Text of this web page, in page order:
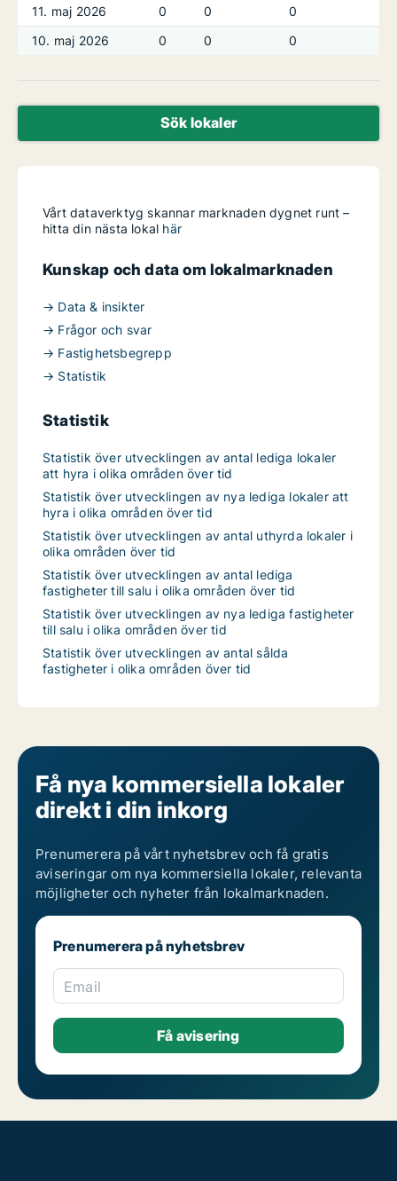
11. maj 2026
0 0 0
10. maj 2026
0 0 0
Sök lokaler
Vårt dataverktyg skannar marknaden dygnet runt –
hitta din nästa lokal här
Kunskap och data om lokalmarknaden
→ Data & insikter
→ Frågor och svar
→ Fastighetsbegrepp
→ Statistik
Statistik
Statistik över utvecklingen av antal lediga lokaler
att hyra i olika områden över tid
Statistik över utvecklingen av nya lediga lokaler att
hyra i olika områden över tid
Statistik över utvecklingen av antal uthyrda lokaler i
olika områden över tid
Statistik över utvecklingen av antal lediga
fastigheter till salu i olika områden över tid
Statistik över utvecklingen av nya lediga fastigheter
till salu i olika områden över tid
Statistik över utvecklingen av antal sålda
fastigheter i olika områden över tid
Få nya kommersiella lokaler
direkt i din inkorg
Prenumerera på vårt nyhetsbrev och få gratis
aviseringar om nya kommersiella lokaler, relevanta
möjligheter och nyheter från lokalmarknaden.
Prenumerera på nyhetsbrev
Email